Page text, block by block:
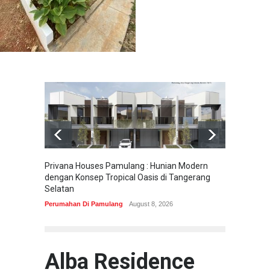
Privana Houses Pamulang : Hunian Modern
dengan Konsep Tropical Oasis di Tangerang
Selatan
Perumahan Di Pamulang August 8, 2026
Alba Residence